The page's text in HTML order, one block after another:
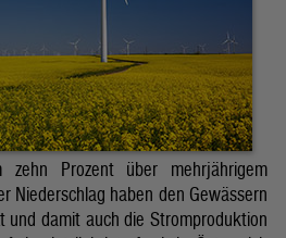
zehn Prozent über mehrjährigem
Niederschlag haben den Gewässern
und damit auch die Stromproduktion